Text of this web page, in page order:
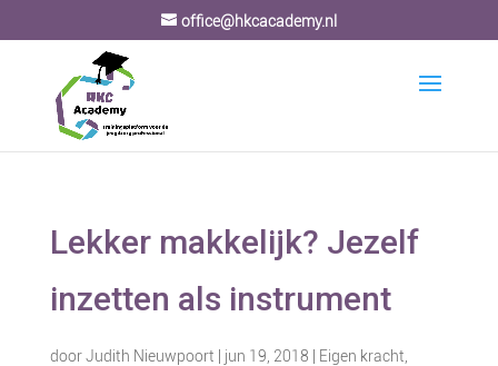
office@hkcacademy.nl
Lekker makkelijk? Jezelf
inzetten als instrument
doorJudith Nieuwpoort jun 19, 2018 Eigen kracht